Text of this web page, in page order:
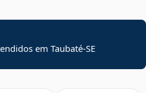
emTaubaté-SE